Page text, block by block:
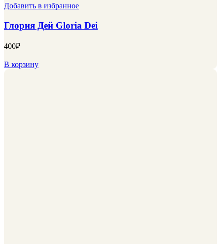
Добавить в избранное
Глория Дей Gloria Dei
400₽
В корзину